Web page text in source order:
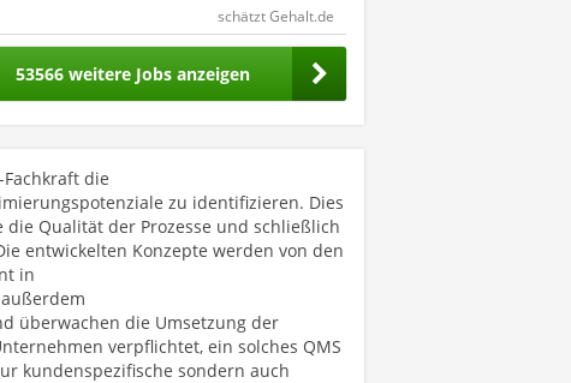
schätzt Gehalt.de
53566 weitere Jobs anzeigen
die
zu identifizieren. Dies
Qualität der Prozesse und schließlich
entwickelten Konzepte werden von den
in
überwachen die Umsetzung der
verpflichtet, ein solches QMS
kundenspezifische sondern auch